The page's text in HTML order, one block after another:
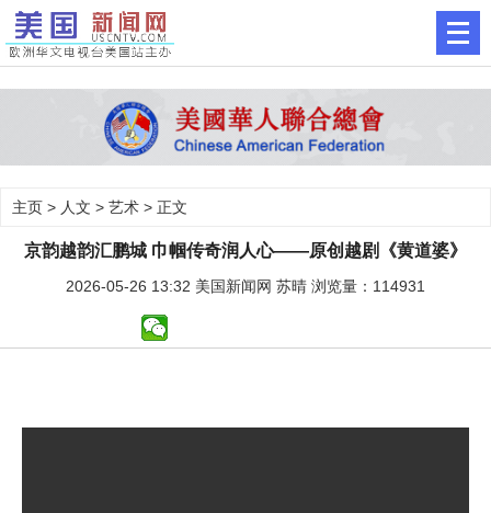
主页 > 人文 > 艺术 > 正文
京韵越韵汇鹏城 巾帼传奇润人心——原创越剧《黄道婆》
2026-05-26 13:32 美国新闻网 苏晴 浏览量：114931